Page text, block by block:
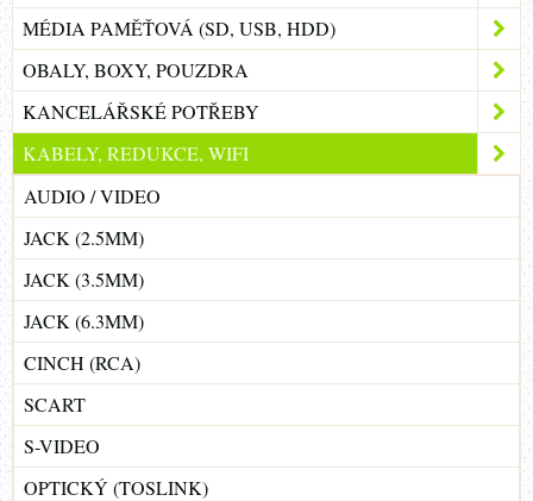
MÉDIA PAMĚŤOVÁ (SD, USB, HDD)
OBALY, BOXY, POUZDRA
KANCELÁŘSKÉ POTŘEBY
KABELY, REDUKCE, WIFI
AUDIO / VIDEO
JACK (2.5MM)
JACK (3.5MM)
JACK (6.3MM)
CINCH (RCA)
SCART
S-VIDEO
OPTICKÝ (TOSLINK)